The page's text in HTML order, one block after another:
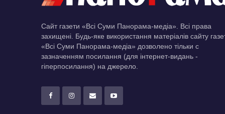
Сайт газети «Всі Суми Панорама-медіа». Всі права
захищені. Будь-яке використання матеріалів сайту
«Всі Суми Панорама-медіа» дозволено тільки c
зазначенням посилання (для інтернет-видань -
гіперпосилання) на джерело.